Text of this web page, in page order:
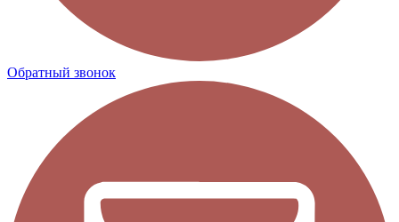
Обратный звонок